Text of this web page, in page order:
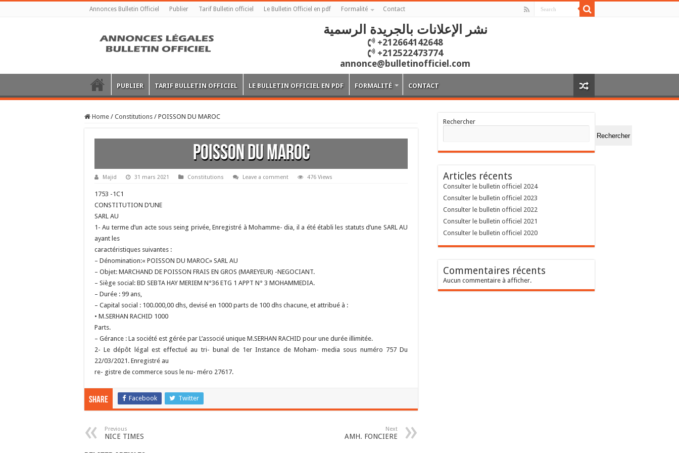
Annonces Bulletin Officiel Publier Tarif Bulletin officiel Le Bulletin Officiel en pdf Formalité Contact
نشر الإعلانات بالجريدة الرسمية
+212664142648
+212522473774
annonce@bulletinofficiel.com
PUBLIER TARIF BULLETIN OFFICIEL LE BULLETIN OFFICIEL EN PDF FORMALITÉ CONTACT
Home / Constitutions / POISSON DU MAROC
POISSON DU MAROC
Majid 31 mars 2021 Constitutions Leave a comment 476 Views
1753 -1C1
CONSTITUTION D’UNE
SARL AU
1- Au terme d’un acte sous seing privée, Enregistré à Mohamme- dia, il a été établi les statuts d’une SARL AU
ayant les
caractéristiques suivantes :
– Dénomination:« POISSON DU MAROC» SARL AU
– Objet: MARCHAND DE POISSON FRAIS EN GROS (MAREYEUR) -NEGOCIANT.
– Siège social: BD SEBTA HAY MERIEM N°36 ETG 1 APPT N° 3 MOHAMMEDIA.
– Durée : 99 ans,
– Capital social : 100.000,00 dhs, devisé en 1000 parts de 100 dhs chacune, et attribué à :
• M.SERHAN RACHID 1000
Parts.
– Gérance : La société est gérée par L’associé unique M.SERHAN RACHID pour une durée illimitée.
2- Le dépôt légal est effectué au tri- bunal de 1er Instance de Moham- media sous numéro 757 Du
22/03/2021. Enregistré au
re- gistre de commerce sous le nu- méro 27617.
Share Facebook Twitter
Previous
NICE TIMES
Next
AMH. FONCIERE
Rechercher
Rechercher
Articles récents
Consulter le bulletin officiel 2024
Consulter le bulletin officiel 2023
Consulter le bulletin officiel 2022
Consulter le bulletin officiel 2021
Consulter le bulletin officiel 2020
Commentaires récents
Aucun commentaire à afficher.